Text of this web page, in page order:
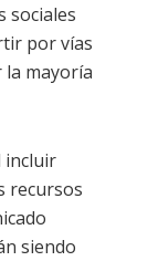
sociales
por vías
la mayoría
incluir
recursos
siendo